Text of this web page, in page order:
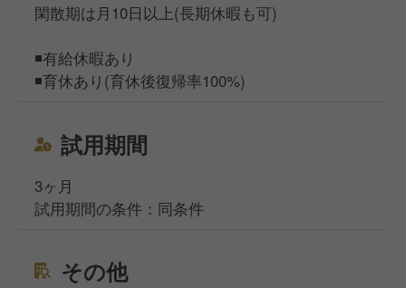
閑散期は月10日以上(長期休暇も可)
◾️有給休暇あり
◾️育休あり(育休後復帰率100%)
試用期間
3ヶ月
試用期間の条件：同条件
その他